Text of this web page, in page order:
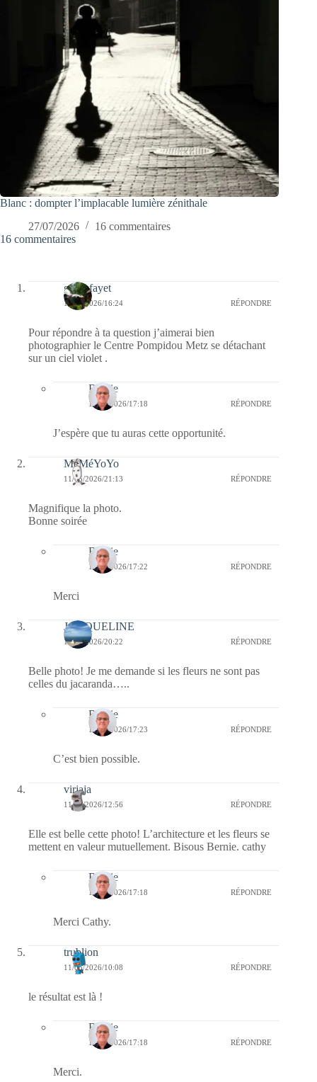
Blanc : dompter l’implacable lumière zénithale
27/07/2026
16 commentaires
16 commentaires
giselefayet
13/05/2026/16:24 RÉPONDRE
Pour répondre à ta question j’aimerai bien
photographier le Centre Pompidou Metz se détachant
sur un ciel violet .
Bernie
16/05/2026/17:18 RÉPONDRE
J’espère que tu auras cette opportunité.
MéMéYoYo
11/05/2026/21:13 RÉPONDRE
Magnifique la photo.
Bonne soirée
Bernie
16/05/2026/17:22 RÉPONDRE
Merci
JACQUELINE
11/05/2026/20:22 RÉPONDRE
Belle photo! Je me demande si les fleurs ne sont pas
celles du jacaranda…..
Bernie
16/05/2026/17:23 RÉPONDRE
C’est bien possible.
virjaja
11/05/2026/12:56 RÉPONDRE
Elle est belle cette photo! L’architecture et les fleurs se
mettent en valeur mutuellement. Bisous Bernie. cathy
Bernie
11/05/2026/17:18 RÉPONDRE
Merci Cathy.
trublion
11/05/2026/10:08 RÉPONDRE
le résultat est là !
Bernie
11/05/2026/17:18 RÉPONDRE
Merci.